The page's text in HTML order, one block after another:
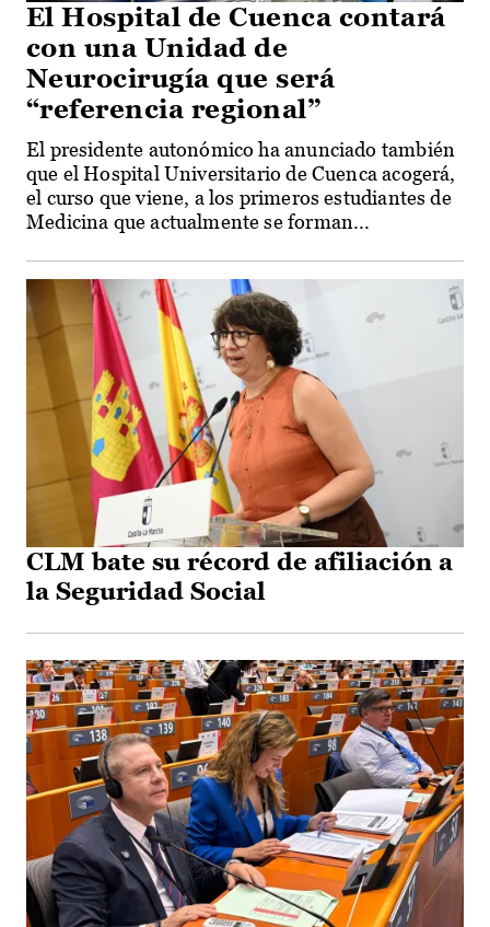
El Hospital de Cuenca contará
con una Unidad de
Neurocirugía que será
“referencia regional”
El presidente autonómico ha anunciado también
que el Hospital Universitario de Cuenca acogerá,
el curso que viene, a los primeros estudiantes de
Medicina que actualmente se forman...
CLM bate su récord de afiliación a
la Seguridad Social